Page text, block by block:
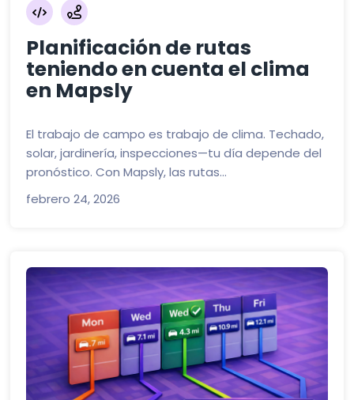
Planificación de rutas
teniendo en cuenta el clima
en Mapsly
El trabajo de campo es trabajo de clima. Techado,
solar, jardinería, inspecciones—tu día depende del
pronóstico. Con Mapsly, las rutas...
febrero 24, 2026